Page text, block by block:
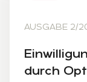
AUSGABE 2/
durch